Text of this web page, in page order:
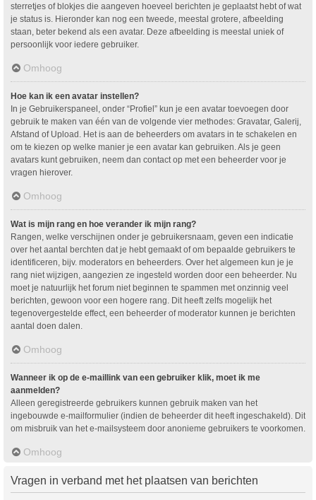
sterretjes of blokjes die aangeven hoeveel berichten je geplaatst hebt of wat
je status is. Hieronder kan nog een tweede, meestal grotere, afbeelding
staan, beter bekend als een avatar. Deze afbeelding is meestal uniek of
persoonlijk voor iedere gebruiker.
Omhoog
Hoe kan ik een avatar instellen?
In je Gebruikerspaneel, onder “Profiel” kun je een avatar toevoegen door
gebruik te maken van één van de volgende vier methodes: Gravatar, Galerij,
Afstand of Upload. Het is aan de beheerders om avatars in te schakelen en
om te kiezen op welke manier je een avatar kan gebruiken. Als je geen
avatars kunt gebruiken, neem dan contact op met een beheerder voor je
vragen hierover.
Omhoog
Wat is mijn rang en hoe verander ik mijn rang?
Rangen, welke verschijnen onder je gebruikersnaam, geven een indicatie
over het aantal berchten dat je hebt gemaakt of om bepaalde gebruikers te
identificeren, bijv. moderators en beheerders. Over het algemeen kun je je
rang niet wijzigen, aangezien ze ingesteld worden door een beheerder. Nu
moet je natuurlijk het forum niet beginnen te spammen met onzinnig veel
berichten, gewoon voor een hogere rang. Dit heeft zelfs mogelijk het
tegenovergestelde effect, een beheerder of moderator kunnen je berichten
aantal doen dalen.
Omhoog
Wanneer ik op de e-maillink van een gebruiker klik, moet ik me
aanmelden?
Alleen geregistreerde gebruikers kunnen gebruik maken van het
ingebouwde e-mailformulier (indien de beheerder dit heeft ingeschakeld). Dit
om misbruik van het e-mailsysteem door anonieme gebruikers te voorkomen.
Omhoog
Vragen in verband met het plaatsen van berichten